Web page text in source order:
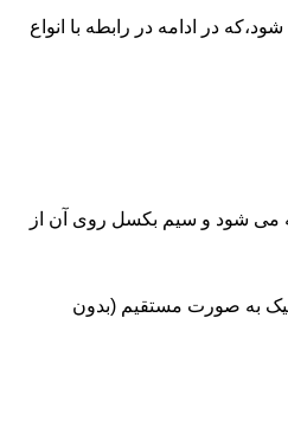
و چند مرحله ای استفاده می شود،که در ادامه در رابطه با انواع
می شود و سیم بکسل روی آن از
به صورت مستقیم (بدون